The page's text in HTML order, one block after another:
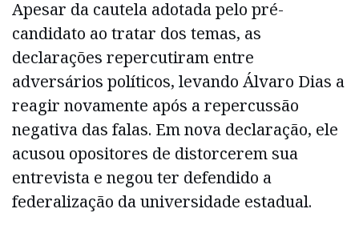
Apesar da cautela adotada pelo pré-
candidato ao tratar dos temas, as
declarações repercutiram entre
adversários políticos, levando Álvaro Dias a
reagir novamente após a repercussão
negativa das falas. Em nova declaração, ele
acusou opositores de distorcerem sua
entrevista e negou ter defendido a
federalização da universidade estadual.